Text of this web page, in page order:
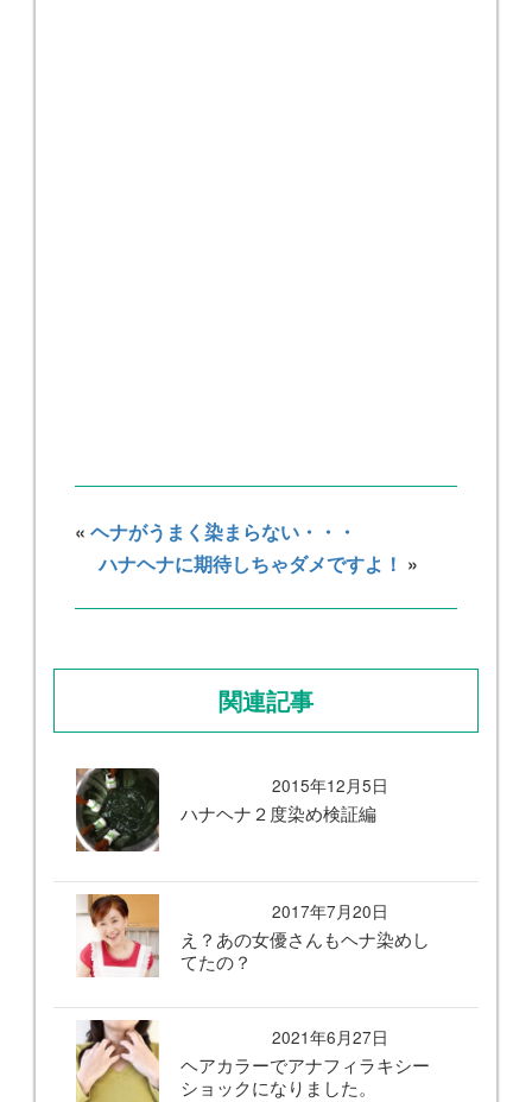
« ヘナがうまく染まらない・・・
ハナヘナに期待しちゃダメですよ！ »
関連記事
2015年12月5日
ハナヘナ２度染め検証編
2017年7月20日
え？あの女優さんもヘナ染めし
てたの？
2021年6月27日
ヘアカラーでアナフィラキシー
ショックになりました。